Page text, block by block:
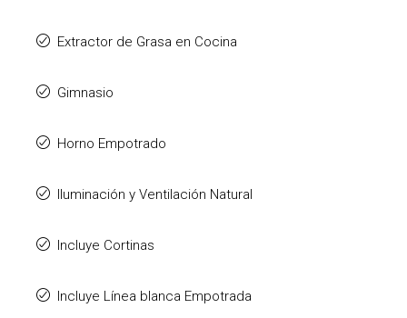
Extractor de Grasa en Cocina
Gimnasio
Horno Empotrado
Iluminación y Ventilación Natural
Incluye Cortinas
Incluye Línea blanca Empotrada